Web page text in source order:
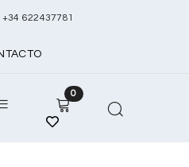
+34 622437781
0